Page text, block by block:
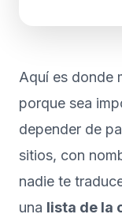
Aquí es donde
porque sea
depender de
sitios, con
nadie te
una lista de la